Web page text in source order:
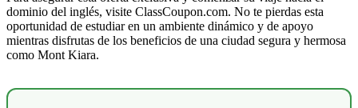
dominio del inglés, visite ClassCoupon.com. No te pierdas esta
oportunidad de estudiar en un ambiente dinámico y de apoyo
mientras disfrutas de los beneficios de una ciudad segura y hermosa
como Mont Kiara.